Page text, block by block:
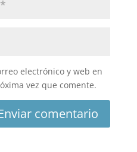
electrónico y web en
vez que comente.